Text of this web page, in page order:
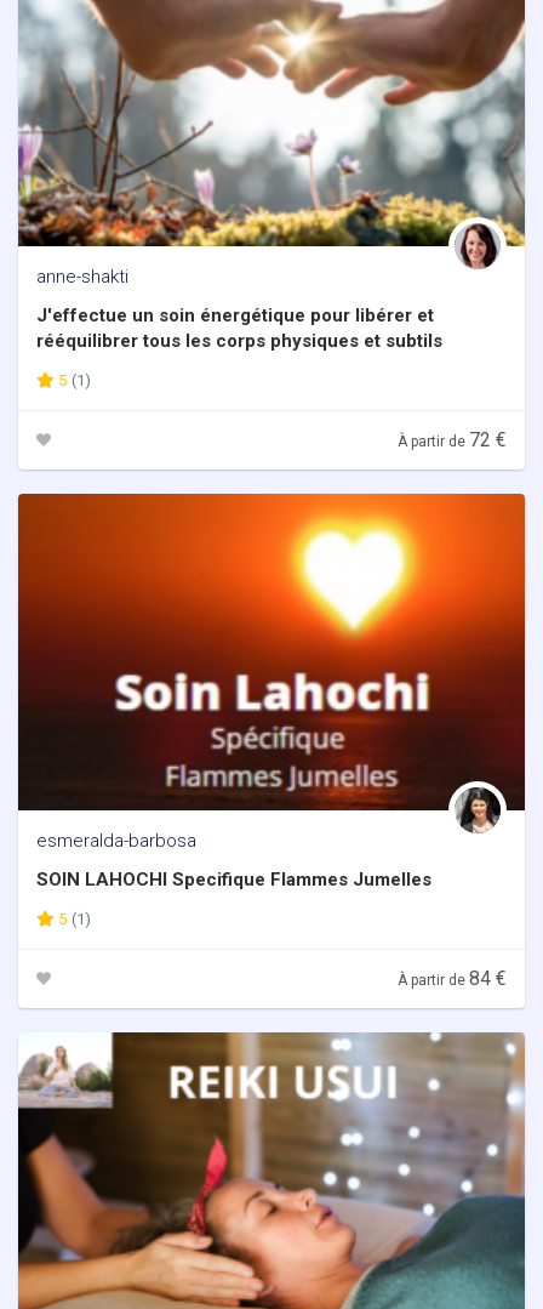
anne-shakti
J'effectue un soin énergétique pour libérer et
rééquilibrer tous les corps physiques et subtils
5 (1)
À partir de 72 €
esmeralda-barbosa
SOIN LAHOCHI Specifique Flammes Jumelles
5 (1)
À partir de 84 €